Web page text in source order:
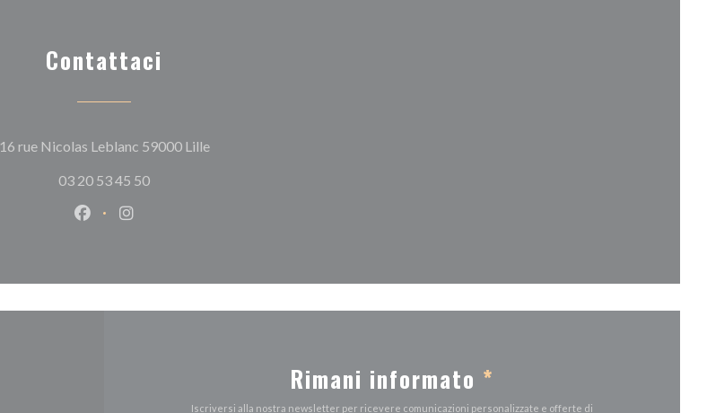
Contattaci
16 rue Nicolas Leblanc 59000 Lille((apre una nuova finestra))
03 20 53 45 50
Facebook ((apre una nuova finestra))
Instagram ((apre una nuova finestra))
Rimani informato *
Iscriversi alla nostra newsletter per ricevere comunicazioni personalizzate e offerte di